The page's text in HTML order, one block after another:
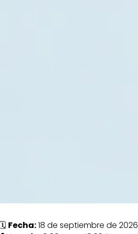
🗓 Fecha:18 de septiembre de 2026